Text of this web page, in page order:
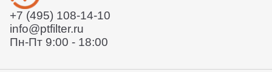
+7 (495) 108-14-10
info@ptfilter.ru
Пн-Пт 9:00 - 18:00